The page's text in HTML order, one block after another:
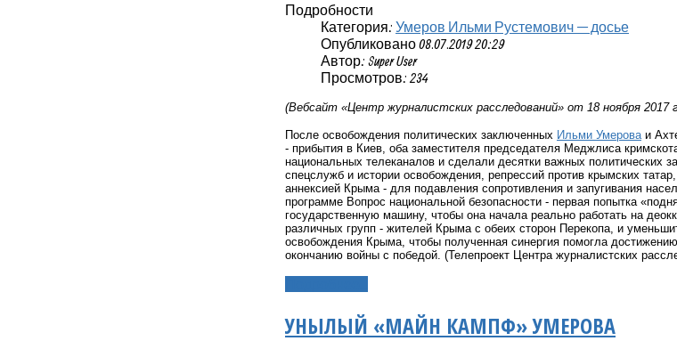
Подробности
Категория: Умеров Ильми Рустемович — досье
Опубликовано 08.07.2019 20:29
Автор: Super User
Просмотров: 234
(Вебсайт «Центр журналистских расследований» от 18 ноября 2017
После освобождения политических заключенных Ильми Умерова и
- прибытия в Киев, оба заместителя председателя Меджлиса
национальных телеканалов и сделали десятки важных политических
спецслужб и истории освобождения, репрессий против крымских
аннексией Крыма - для подавления сопротивления и запугивания
программе Вопрос национальной безопасности - первая попытка
государственную машину, чтобы она начала реально работать на
различных групп - жителей Крыма с обеих сторон Перекопа, и
освобождения Крыма, чтобы полученная синергия помогла
окончанию войны с победой. (Телепроект Центра журналистских
УНЫЛЫЙ «МАЙН КАМПФ» УМЕРОВА